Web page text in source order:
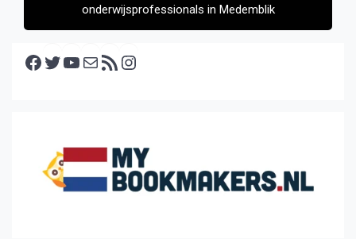
onderwijsprofessionals in Medemblik
Facebook Twitter YouTube E-mail RSS feed